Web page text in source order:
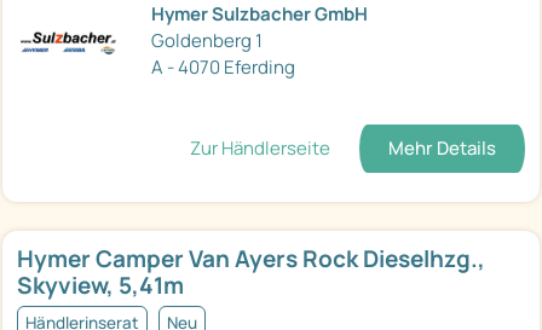
Hymer Sulzbacher GmbH
Goldenberg 1
A - 4070 Eferding
Zur Händlerseite Mehr Details
Hymer Camper Van Ayers Rock Dieselhzg.,
Skyview, 5,41m
Händlerinserat Neu